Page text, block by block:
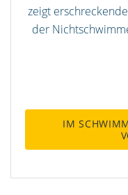
zeigt
der
IM